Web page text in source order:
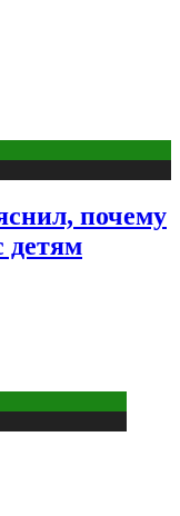
почему
детям